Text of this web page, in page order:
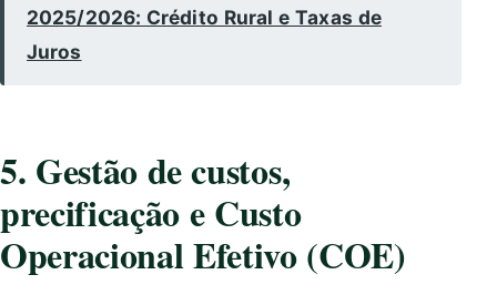
2025/2026: Crédito Rural e Taxas de
Juros
5. Gestão de custos,
precificação e Custo
Operacional Efetivo (COE)